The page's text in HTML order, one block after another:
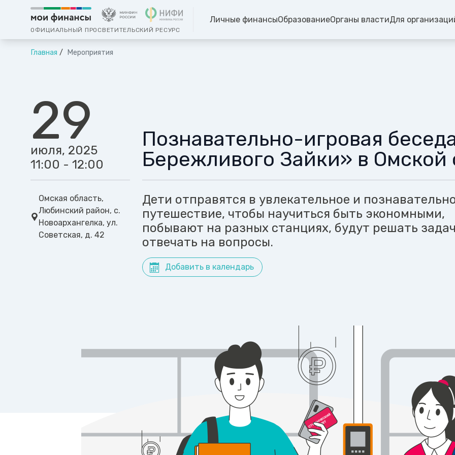
ОФИЦИАЛЬНЫЙ ПРОСВЕТИТЕЛЬСКИЙ РЕСУРС
Личные финансыОбразованиеОрганы властиДля
Главная Мероприятия
29
июля, 2025
11:00 - 12:00
Омская область,
Любинский район, с.
Новоархангелка, ул.
Советская, д. 42
Познавательно-игровая
Бережливого Зайки» в Омской
Дети отправятся в увлекательное и
путешествие, чтобы научиться быть экономными,
побывают на разных станциях, будут решать
отвечать на вопросы.
Добавить в календарь